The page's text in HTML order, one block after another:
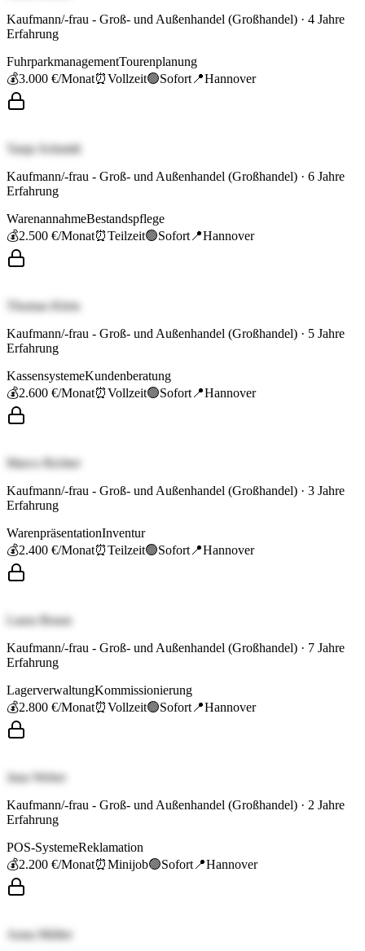
Kaufmann/-frau - Groß- und Außenhandel (Großhandel) · 4 Jahre
Erfahrung
FuhrparkmanagementTourenplanung
💰3.000 €/Monat⏰Vollzeit🟢Sofort 📍Hannover
Tanja Schmidt
Kaufmann/-frau - Groß- und Außenhandel (Großhandel) · 6 Jahre
Erfahrung
WarenannahmeBestandspflege
💰2.500 €/Monat⏰Teilzeit🟢Sofort 📍Hannover
Thomas Klein
Kaufmann/-frau - Groß- und Außenhandel (Großhandel) · 5 Jahre
Erfahrung
KassensystemeKundenberatung
💰2.600 €/Monat⏰Vollzeit🟢Sofort 📍Hannover
Marco Richter
Kaufmann/-frau - Groß- und Außenhandel (Großhandel) · 3 Jahre
Erfahrung
WarenpräsentationInventur
💰2.400 €/Monat⏰Teilzeit🟢Sofort 📍Hannover
Laura Braun
Kaufmann/-frau - Groß- und Außenhandel (Großhandel) · 7 Jahre
Erfahrung
LagerverwaltungKommissionierung
💰2.800 €/Monat⏰Vollzeit🟢Sofort 📍Hannover
Jana Weber
Kaufmann/-frau - Groß- und Außenhandel (Großhandel) · 2 Jahre
Erfahrung
POS-SystemeReklamation
💰2.200 €/Monat⏰Minijob🟢Sofort 📍Hannover
Anna Müller